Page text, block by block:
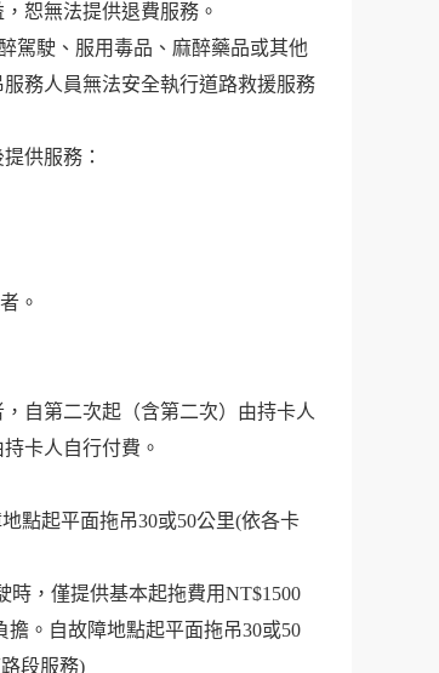
恕無法提供退費服務。
駕駛、服用毒品、麻醉藥品或其他
務人員無法安全執行道路救援服務
供服務：
。
自第二次起（含第二次）由持卡人
卡人自行付費。
點起平面拖吊30或50公里(依各卡
時，僅提供基本起拖費用NT$1500
。自故障地點起平面拖吊30或50
段服務)